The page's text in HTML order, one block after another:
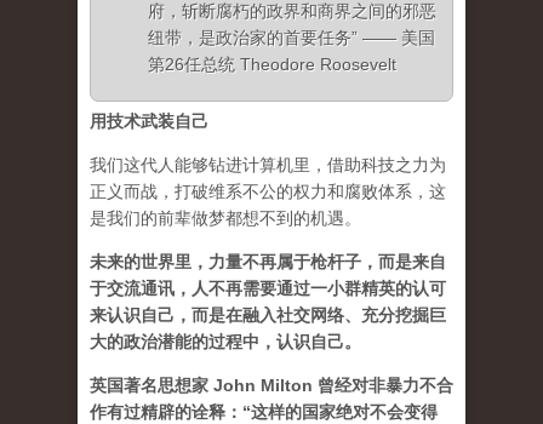
府，斩断腐朽的政界和商界之间的邪恶
纽带，是政治家的首要任务” —— 美国
第26任总统 Theodore Roosevelt
用技术武装自己
我们这代人能够钻进计算机里，借助科技之力为
正义而战，打破维系不公的权力和腐败体系，这
是我们的前辈做梦都想不到的机遇。
未来的世界里，力量不再属于枪杆子，而是来自
于交流通讯，人不再需要通过一小群精英的认可
来认识自己，而是在融入社交网络、充分挖掘巨
大的政治潜能的过程中，认识自己。
英国著名思想家 John Milton 曾经对非暴力不合
作有过精辟的诠释：“这样的国家绝对不会变得